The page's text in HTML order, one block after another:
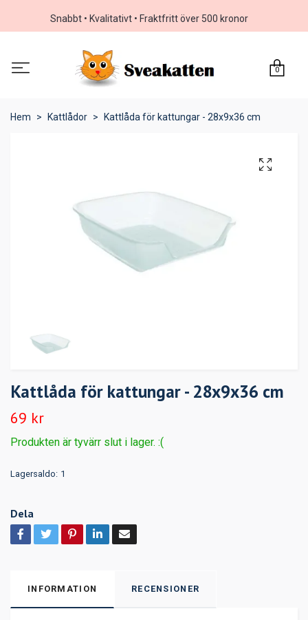
Snabbt • Kvalitativt • Fraktfritt över 500 kronor
0
Hem Kattlådor Kattlåda för kattungar - 28x9x36 cm
Kattlåda för kattungar - 28x9x36 cm
69 kr
Produkten är tyvärr slut i lager. :(
Lagersaldo: 1
Dela
INFORMATION RECENSIONER